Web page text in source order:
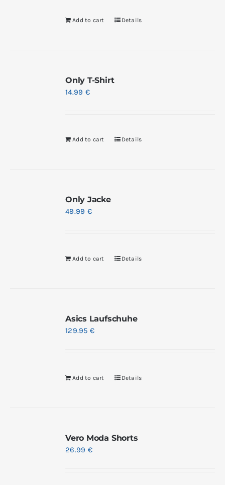
Add to cart Details
Only T-Shirt
14.99 €
Add to cart Details
Only Jacke
49.99 €
Add to cart Details
Asics Laufschuhe
129.95 €
Add to cart Details
Vero Moda Shorts
26.99 €